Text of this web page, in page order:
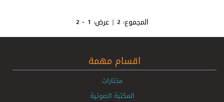
المجموع:2 | عرض: 1 - 2
اقسام مهمة
مختارات
المكتبة الصوتية